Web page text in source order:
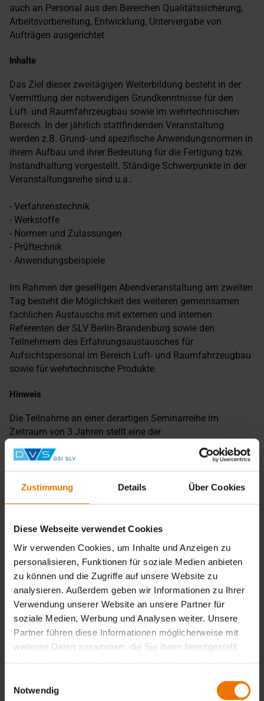
Zustimmung Details Über Cookies
Diese Webseite verwendet Cookies
Wir verwenden Cookies, um Inhalte und Anzeigen zu
personalisieren, Funktionen für soziale Medien anbieten
zu können und die Zugriffe auf unsere Website zu
analysieren. Außerdem geben wir Informationen zu Ihrer
Verwendung unserer Website an unsere Partner für
soziale Medien, Werbung und Analysen weiter. Unsere
Partner führen diese Informationen möglicherweise mit
weiteren Daten zusammen, die Sie ihnen bereitgestellt
haben oder die sie im Rahmen Ihrer Nutzung der Dienste
Notwendig
auch an Personal aus den Bereichen Qualitätssicherung,
Arbeitsvorbereitung, Entwicklung, Untervergabe von
Aufträgen ausgerichtet
Inhalte
Das Ziel dieser zweitägigen Weiterbildung besteht in der
Vermittlung der notwendigen Grundkenntnisse für den
Luft- und Raumfahrzeugbau sowie im wehrtechnischen
Bereich. In der jährlich stattfindenden Veranstaltung
werden z.B. Grund- und spezifische Anwendungsnormen in
ihrem Aufbau und ihrer Bedeutung für die Fertigung bzw.
Instandhaltung vorgestellt. Ständige Schwerpunkte in der
Veranstaltungsreihe sind u.a.:
- Verfahrenstechnik
- Werkstoffe
- Normen und Zulassungen
- Prüftechnik
- Anwendungsbeispiele
Im Rahmen der geselligen Abendveranstaltung am zweiten
Tag besteht die Möglichkeit des weiteren gemeinsamen
fachlichen Austauschs mit externen und internen
Referenten der SLV Berlin-Brandenburg sowie den
Teilnehmern des Erfahrungsaustausches für
Aufsichtspersonal im Bereich Luft- und Raumfahrzeugbau
sowie für wehrtechnische Produkte.
Hinweis
Die Teilnahme an einer derartigen Seminarreihe im
Zeitraum von 3 Jahren stellt eine der
Mindestanforderungen für die Anerkennung als
Aufsichtsperson im Bereich Luft- und Raumfahrzeugbau
sowie für den wehrtechnischen Bereich für die
Arbeitsgebiete Schweißen, Hartlöten und thermisches
Hinweis für 2026:
Die Veranstaltung ist als ausschließliche
Präsenzveranstaltung geplant. Sie findet statt:
Hotel Berlin, Berlin
Lützowplatz 17
10785 Berlin
Es ist ein begrenztes Zimmerkontingent vereinbart. Abruf
mit dem Stichwort LuR2026.
Bei gleichzeitiger Buchung des Erfahrungsaustausches